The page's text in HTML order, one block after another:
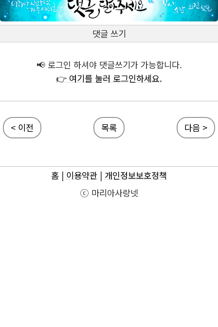
댓글 쓰기
📢 로그인 하셔야 댓글쓰기가 가능합니다.
👉 여기를 눌러 로그인하세요.
< 이전 목록 다음 >
홈 | 이용약관 | 개인정보보호정책
ⓒ 마리아사랑넷